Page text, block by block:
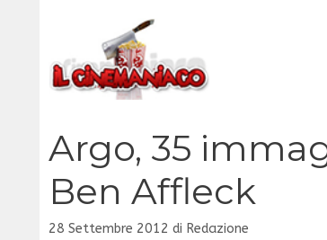
contenuto
Argo, 35
Ben Affleck
28 Settembre 2012 di Redazione